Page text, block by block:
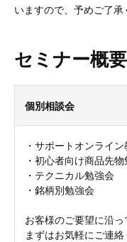
いますので、予めご了承
セミナー概要
個別相談会
・サポートオンライン
・初心者向け商品先
・テクニカル勉強会
・銘柄別勉強会
お客様のご要望に沿っ
まずはお気軽にご連絡